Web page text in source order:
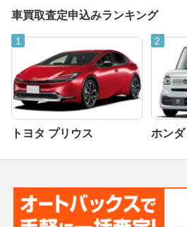
車買取査定申込みランキング
トヨタ プリウス ホン